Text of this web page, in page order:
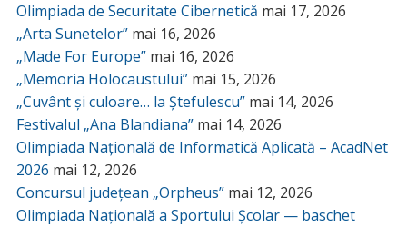
Olimpiada de Securitate Cibernetică mai 17, 2026
„Arta Sunetelor” mai 16, 2026
„Made For Europe” mai 16, 2026
„Memoria Holocaustului” mai 15, 2026
„Cuvânt și culoare… la Ștefulescu” mai 14, 2026
Festivalul „Ana Blandiana” mai 14, 2026
Olimpiada Națională de Informatică Aplicată – AcadNet
2026 mai 12, 2026
Concursul județean „Orpheus” mai 12, 2026
Olimpiada Națională a Sportului Școlar — baschet